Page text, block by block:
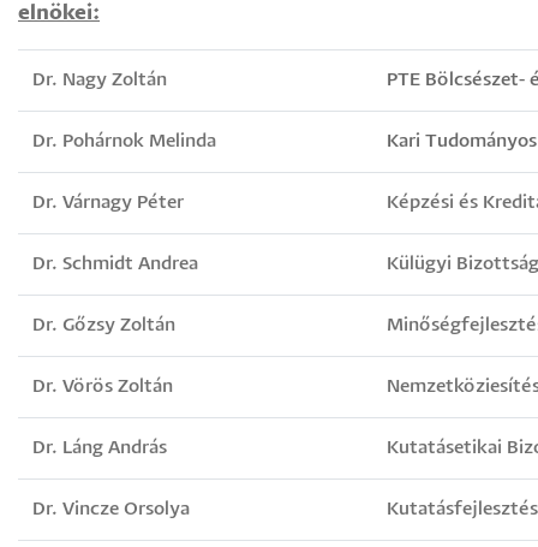
elnökei:
Dr. Nagy Zoltán PTE Bölcsészet-
Dr. Pohárnok Melinda Kari
Dr. Várnagy Péter Képzési és
Dr. Schmidt Andrea Külügyi Bizottság
Dr. Gőzsy Zoltán
Dr. Vörös Zoltán
Dr. Láng András Kutatásetikai
Dr. Vincze Orsolya